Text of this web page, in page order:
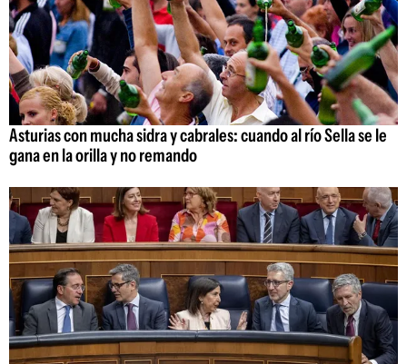
Asturias con mucha sidra y cabrales: cuando al río Sella se le
gana en la orilla y no remando